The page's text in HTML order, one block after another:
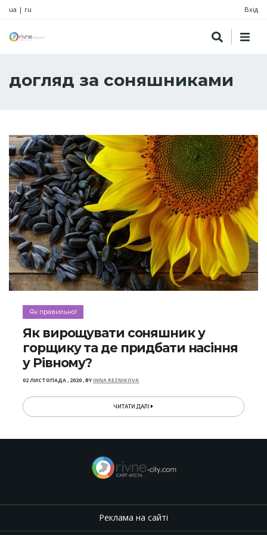
ua | ru Вхід
догляд за соняшниками
Як правильно!
Як вирощувати соняшник у
горщику та де придбати насіння
у Рівному?
02 ЛИСТОПАДА , 2020,BYINNA REZNIKOVA
ЧИТАТИ ДАЛІ
Реклама на сайті